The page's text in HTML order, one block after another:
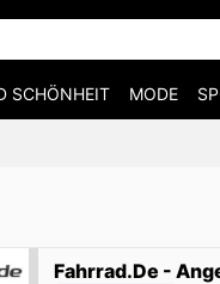
SCHÖNHEIT MODE
Fahrrad.de -